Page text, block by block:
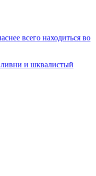
всего находиться во
ливни и шквалистый